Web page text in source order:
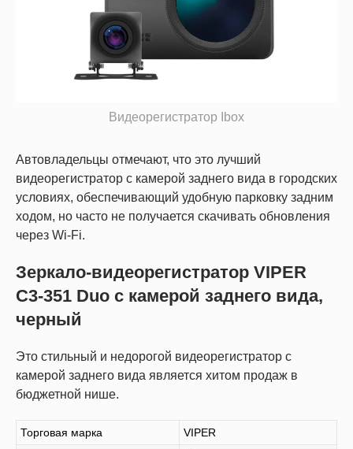
Видеорегистратор Ibox
Автовладельцы отмечают, что это лучший
видеорегистратор с камерой заднего вида в городских
условиях, обеспечивающий удобную парковку задним
ходом, но часто не получается скачивать обновления
через Wi-Fi.
Зеркало-видеорегистратор VIPER
C3-351 Duo с камерой заднего вида,
черный
Это стильный и недорогой видеорегистратор с
камерой заднего вида является хитом продаж в
бюджетной нише.
Торговая марка VIPER